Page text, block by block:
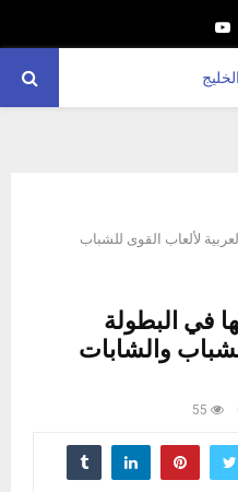
Youtube
لألعاب القوى للشباب
في البطولة
والشابات
55